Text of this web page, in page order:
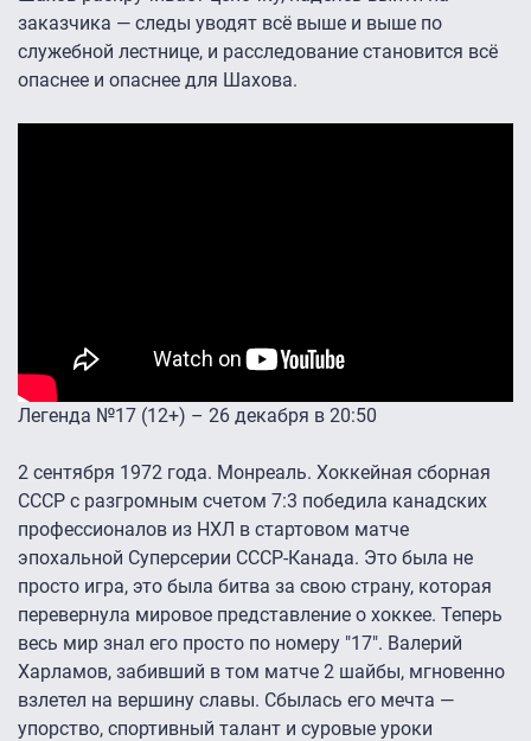
заказчика — следы уводят всё выше и выше по
служебной лестнице, и расследование становится всё
опаснее и опаснее для Шахова.
Легенда №17 (12+) – 26 декабря в 20:50
2 сентября 1972 года. Монреаль. Хоккейная сборная
СССР с разгромным счетом 7:3 победила канадских
профессионалов из НХЛ в стартовом матче
эпохальной Суперсерии СССР-Канада. Это была не
просто игра, это была битва за свою страну, которая
перевернула мировое представление о хоккее. Теперь
весь мир знал его просто по номеру "17". Валерий
Харламов, забивший в том матче 2 шайбы, мгновенно
взлетел на вершину славы. Сбылась его мечта —
упорство, спортивный талант и суровые уроки